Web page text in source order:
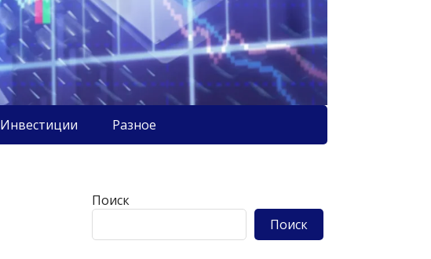
Инвестиции Разное
Поиск
Поиск